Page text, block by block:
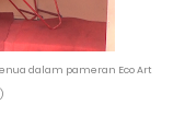
dalam pameran Eco Art